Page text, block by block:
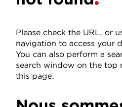
Please check the URL, or
navigation to access your
You can also perform a
search window on the top
this page.